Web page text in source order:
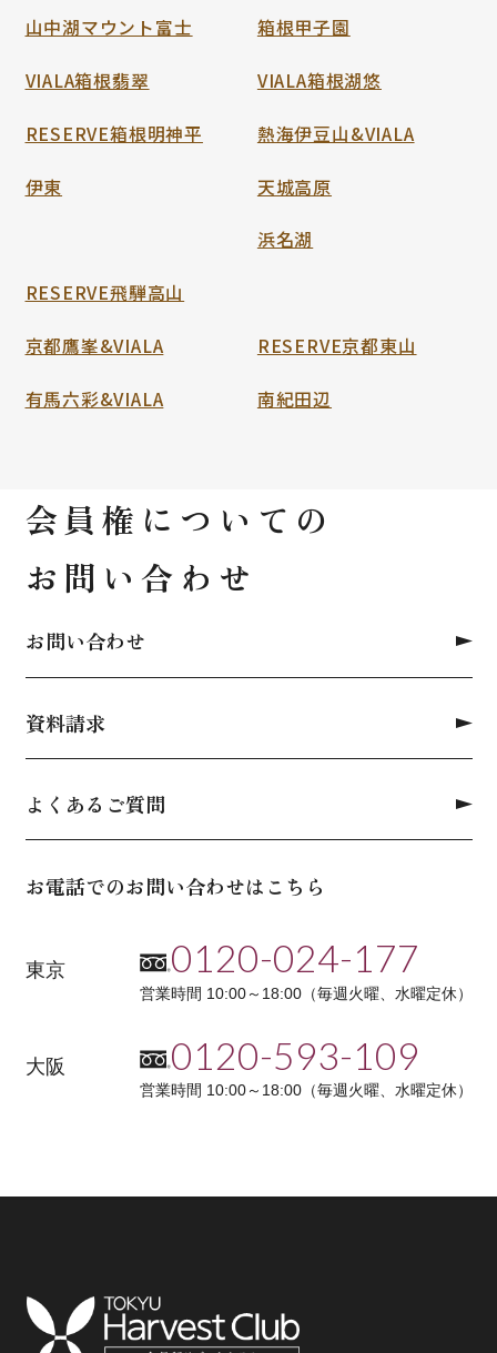
山中湖マウント富士 箱根甲子園
VIALA箱根翡翠 VIALA箱根湖悠
RESERVE箱根明神平 熱海伊豆山&VIALA
伊東 天城高原
浜名湖
RESERVE飛騨高山
京都鷹峯&VIALA RESERVE京都東山
有馬六彩&VIALA 南紀田辺
会員権についての
お問い合わせ
お問い合わせ
資料請求
よくあるご質問
お電話でのお問い合わせはこちら
東京 0120-024-177
営業時間 10:00～18:00（毎週火曜、水曜定休）
大阪 0120-593-109
営業時間 10:00～18:00（毎週火曜、水曜定休）